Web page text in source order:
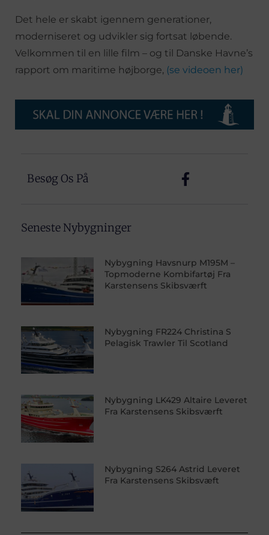
Det hele er skabt igennem generationer,
moderniseret og udvikler sig fortsat løbende.
Velkommen til en lille film – og til Danske Havne’s
rapport om maritime højborge, (se videoen her)
Besøg Os På
Seneste Nybygninger
Nybygning Havsnurp M195M –
Topmoderne Kombifartøj Fra
Karstensens Skibsværft
Nybygning FR224 Christina S
Pelagisk Trawler Til Scotland
Nybygning LK429 Altaire Leveret
Fra Karstensens Skibsværft
Nybygning S264 Astrid Leveret
Fra Karstensens Skibsvæft